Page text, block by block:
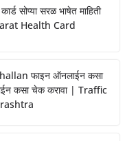
सोप्या सरळ भाषेत माहिती
Health Card
फाइन ऑनलाईन कसा
कसा चेक करावा | Traffic